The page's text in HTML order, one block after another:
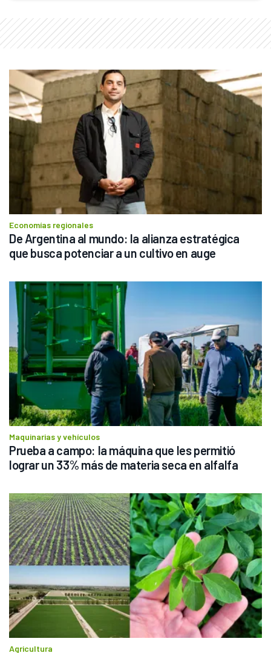
Economías regionales
De Argentina al mundo: la alianza estratégica
que busca potenciar a un cultivo en auge
Maquinarias y vehículos
Prueba a campo: la máquina que les permitió
lograr un 33% más de materia seca en alfalfa
Agricultura